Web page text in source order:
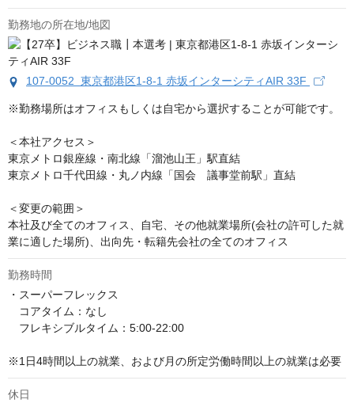
勤務地の所在地/地図
107-0052 東京都港区1-8-1 赤坂インターシティAIR 33F
※勤務場所はオフィスもしくは自宅から選択することが可能です。
＜本社アクセス＞
東京メトロ銀座線・南北線「溜池山王」駅直結
東京メトロ千代田線・丸ノ内線「国会　議事堂前駅」直結
＜変更の範囲＞
本社及び全てのオフィス、自宅、その他就業場所(会社の許可した就
業に適した場所)、出向先・転籍先会社の全てのオフィス
勤務時間
・スーパーフレックス
コアタイム：なし
フレキシブルタイム：5:00-22:00
※1日4時間以上の就業、および月の所定労働時間以上の就業は必要
休日